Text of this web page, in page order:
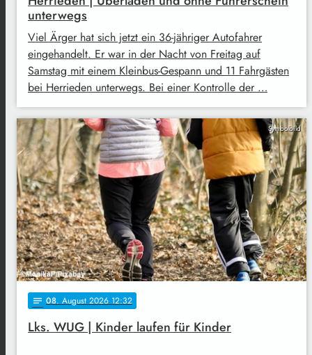
unterwegs
Viel Ärger hat sich jetzt ein 36-jähriger Autofahrer
eingehandelt. Er war in der Nacht von Freitag auf
Samstag mit einem Kleinbus-Gespann und 11 Fahrgästen
bei Herrieden unterwegs. Bei einer Kontrolle der …
Symbolbild
notes 08. August 2026 12:32
Lks. WUG | Kinder laufen für Kinder